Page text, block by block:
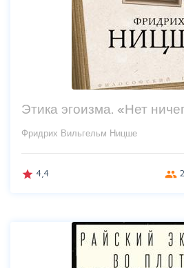
Этика эгоизма. «Нет
Фридрих Вильгельм Ницше
grade 4,4 group